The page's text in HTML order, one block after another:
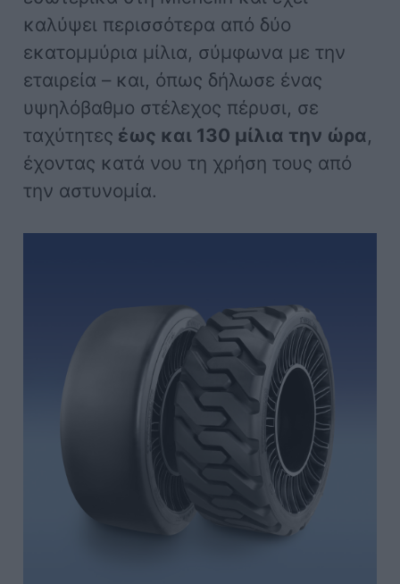
καλύψει περισσότερα από δύο
εκατομμύρια μίλια, σύμφωνα με την
εταιρεία – και, όπως δήλωσε ένας
υψηλόβαθμο στέλεχος πέρυσι, σε
ταχύτητες έως και 130 μίλια την ώρα,
έχοντας κατά νου τη χρήση τους από
την αστυνομία.